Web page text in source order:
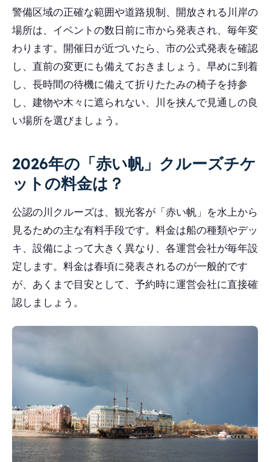
警備区域の正確な範囲や道路規制、開放される川岸の
場所は、イベントの数日前に市から発表され、毎年変
わります。開催日が近づいたら、市の公式発表を確認
し、直前の変更にも備えておきましょう。早めに到着
し、長時間の待機に備えて折りたたみの椅子を持参
し、建物や木々に遮られない、川を挟んで見通しの良
い場所を選びましょう。
2026年の「赤い帆」クルーズチケ
ットの料金は？
公認の川クルーズは、観光客が「赤い帆」を水上から
見るための主な有料手段です。料金は船の種類やデッ
キ、設備によって大きく異なり、各運営会社が毎年設
定します。料金は春頃に発表されるのが一般的です
が、あくまで目安として、予約時に運営会社に直接確
認しましょう。